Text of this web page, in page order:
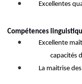
Excellentes
Compétences
Excellente
capacités
La maitrise